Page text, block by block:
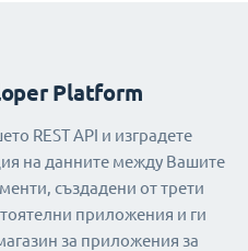
Platform
REST API и изградете
на данните между Вашите
създадени от трети
приложения и ги
за приложения за